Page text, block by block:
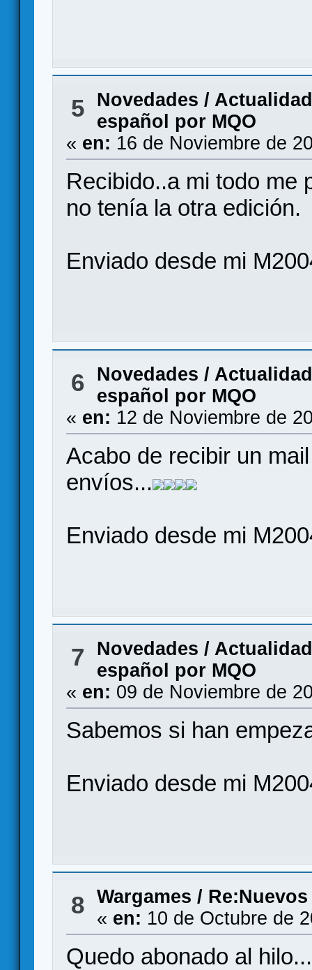
5
Novedades / Actualidad
español por MQO
« en: 16 de Noviembre de
Recibido..a mi todo me
no tenía la otra edición.
Enviado desde mi
6
Novedades / Actualidad
español por MQO
« en: 12 de Noviembre de
Acabo de recibir un
envíos...
Enviado desde mi
7
Novedades / Actualidad
español por MQO
« en: 09 de Noviembre de
Sabemos si han
Enviado desde mi
8 Wargames /
« en: 10 de Octubre de
Quedo abonado al